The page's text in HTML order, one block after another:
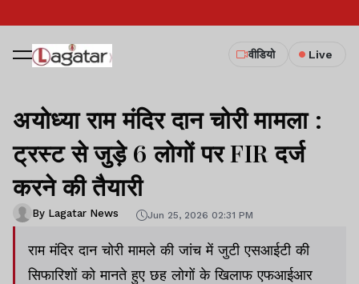
वीडियो Live
अयोध्या राम मंदिर दान चोरी मामला :
ट्रस्ट से जुड़े 6 लोगों पर FIR दर्ज
करने की तैयारी
By Lagatar News Jun 25, 2026 02:31 PM
राम मंदिर दान चोरी मामले की जांच में जुटी एसआईटी की
सिफारिशों को मानते हुए छह लोगों के खिलाफ एफआईआर